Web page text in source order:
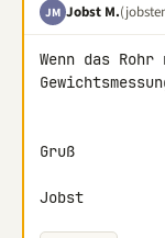
JM Jobst M.
Wenn das
Gruß
Jobst